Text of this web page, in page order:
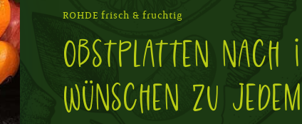
ROHDE frisch & fruchtig
Obstplatten nach
WÜnschen zu